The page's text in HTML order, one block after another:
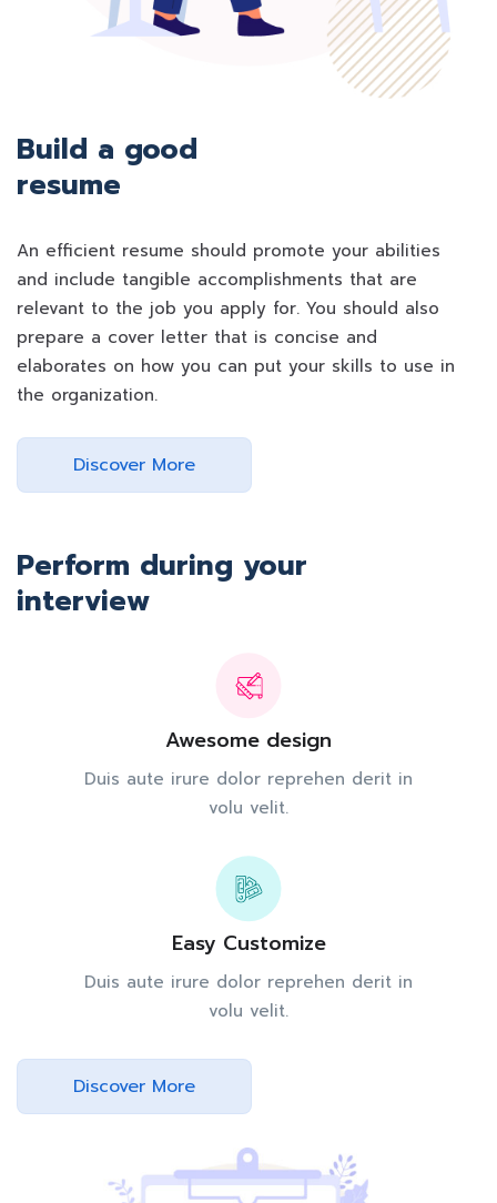
Build a good
resume
An efficient resume should promote your abilities
and include tangible accomplishments that are
relevant to the job you apply for. You should also
prepare a cover letter that is concise and
elaborates on how you can put your skills to use in
the organization.
Discover More
Perform during your
interview
Awesome design
Duis aute irure dolor reprehen derit in
volu velit.
Easy Customize
Duis aute irure dolor reprehen derit in
volu velit.
Discover More